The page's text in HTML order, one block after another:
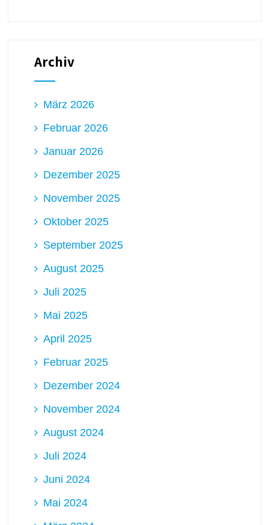
Archiv
März 2026
Februar 2026
Januar 2026
Dezember 2025
November 2025
Oktober 2025
September 2025
August 2025
Juli 2025
Mai 2025
April 2025
Februar 2025
Dezember 2024
November 2024
August 2024
Juli 2024
Juni 2024
Mai 2024